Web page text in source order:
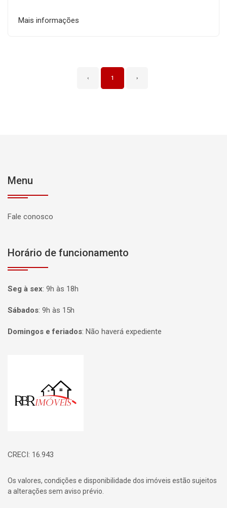
Mais informações
‹ 1 ›
Menu
Fale conosco
Horário de funcionamento
Seg à sex: 9h às 18h
Sábados: 9h às 15h
Domingos e feriados: Não haverá expediente
CRECI: 16.943
Os valores, condições e disponibilidade dos imóveis estão sujeitos
a alterações sem aviso prévio.